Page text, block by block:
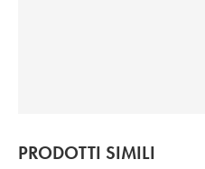
PRODOTTI SIMILI